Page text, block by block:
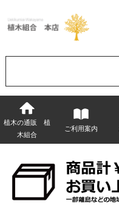
植木の通販 植
木組合
ご利用案内